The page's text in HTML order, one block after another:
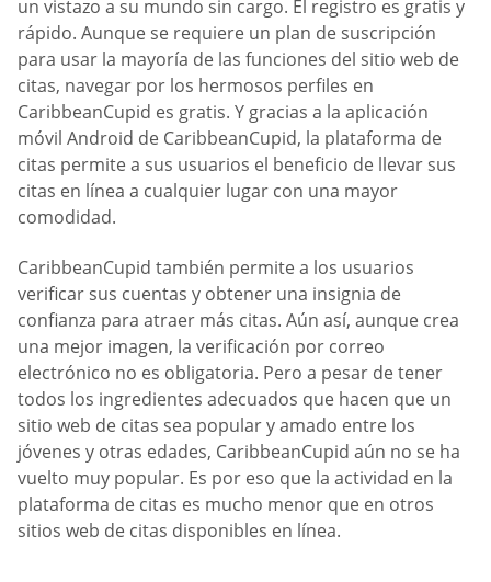
un vistazo a su mundo sin cargo. El registro es gratis y
rápido. Aunque se requiere un plan de suscripción
para usar la mayoría de las funciones del sitio web de
citas, navegar por los hermosos perfiles en
CaribbeanCupid es gratis. Y gracias a la aplicación
móvil Android de CaribbeanCupid, la plataforma de
citas permite a sus usuarios el beneficio de llevar sus
citas en línea a cualquier lugar con una mayor
comodidad.
CaribbeanCupid también permite a los usuarios
verificar sus cuentas y obtener una insignia de
confianza para atraer más citas. Aún así, aunque crea
una mejor imagen, la verificación por correo
electrónico no es obligatoria. Pero a pesar de tener
todos los ingredientes adecuados que hacen que un
sitio web de citas sea popular y amado entre los
jóvenes y otras edades, CaribbeanCupid aún no se ha
vuelto muy popular. Es por eso que la actividad en la
plataforma de citas es mucho menor que en otros
sitios web de citas disponibles en línea.